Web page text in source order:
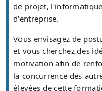
de projet,
d'entreprise.
Vous envisagez de
et vous cherchez des
motivation afin de
la concurrence des
élevées de cette